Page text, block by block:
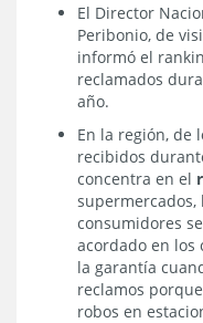
El Director
Peribonio, de
informó el
reclamados
año.
En la región, de
recibidos
concentra en el
supermercados,
consumidores
acordado en los
la garantía
reclamos
robos en